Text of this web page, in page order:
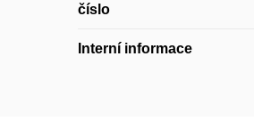
číslo
Interní informace